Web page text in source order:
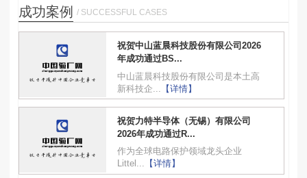
成功案例 / SUCCESSFUL CASES
祝贺中山蓝晨科技股份有限公司2026
年成功通过BS...
中山蓝晨科技股份有限公司是本土高
新科技企...
【详情】
祝贺力特半导体（无锡）有限公司
2026年成功通过R...
作为全球电路保护领域龙头企业
Littel... 【详情】